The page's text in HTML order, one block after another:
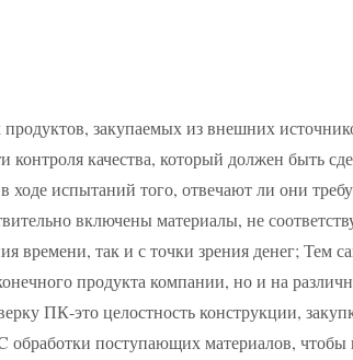
закупаемых из внешних
качества, который должен быть
испытаний того, отвечают ли они
включены материалы, не
времени, так и с точки зрения денег; Тем
продукта компании, но и на
ПК-это целостность конструкции,
поступающих материалов, чтобы